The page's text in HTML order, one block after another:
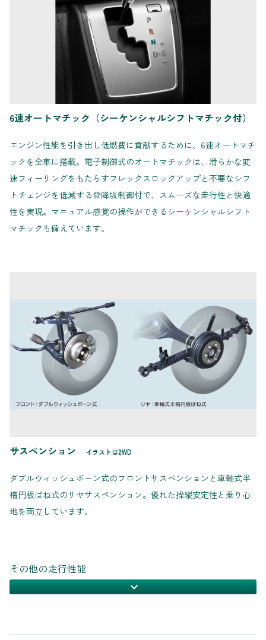
6速オートマチック（シーケンシャルシフトマチック付）
エンジン性能を引き出し低燃費に貢献するために、6速オートマチ
ックを全車に搭載。電子制御式のオートマチックは、滑らかな変
速フィーリングをもたらすフレックスロックアップと不要なシフ
トチェンジを低減する登降坂制御付で、スムーズな走行性と快適
性を実現。マニュアル感覚の操作ができるシーケンシャルシフト
マチックも備えています。
サスペンション イラストは2WD
ダブルウィッシュボーン式のフロントサスペンションと車軸式半
楕円板ばね式のリヤサスペンション。優れた操縦安定性と乗り心
地を両立しています。
その他の走行性能